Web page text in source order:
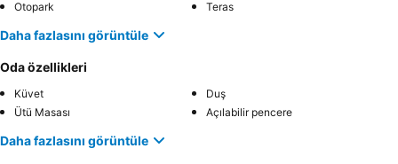
Otopark Teras
Daha fazlasını görüntüle
Oda özellikleri
Küvet
Duş
Ütü Masası
Açılabilir pencere
Daha fazlasını görüntüle